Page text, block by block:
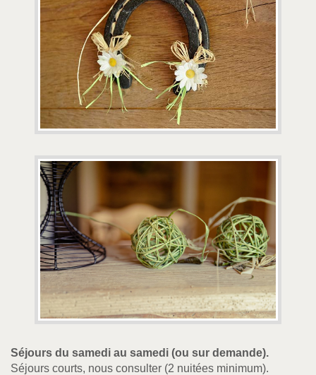
Séjours du samedi au samedi (ou sur demande).
Séjours courts, nous consulter (2 nuitées minimum).